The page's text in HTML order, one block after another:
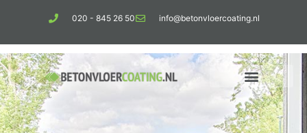
020 - 845 26 50 info@betonvloercoating.nl